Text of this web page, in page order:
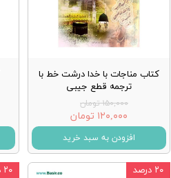
کتاب مناجات با خدا درشت خط با
ترجمه قطع جیبی
۱۵۰,۰۰۰ تومان
۱۲۰,۰۰۰ تومان
افزودن به سبد خرید
۲۰ درصد ۲۰ درصد